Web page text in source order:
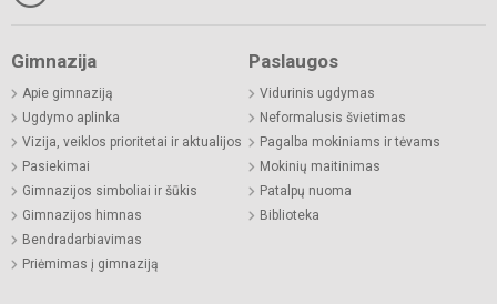
Gimnazija
Apie gimnaziją
Ugdymo aplinka
Vizija, veiklos prioritetai ir aktualijos
Pasiekimai
Gimnazijos simboliai ir šūkis
Gimnazijos himnas
Bendradarbiavimas
Priėmimas į gimnaziją
Paslaugos
Vidurinis ugdymas
Neformalusis švietimas
Pagalba mokiniams ir tėvams
Mokinių maitinimas
Patalpų nuoma
Biblioteka